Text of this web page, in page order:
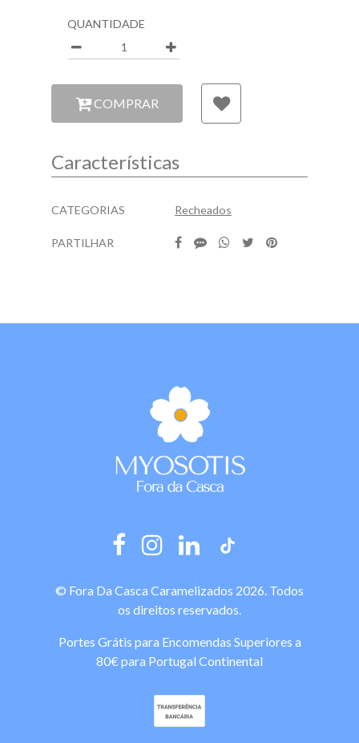
Quantidade
QUANTIDADE
COMPRAR
Características
Características
CATEGORIAS Recheados
PARTILHAR
© Fora Da Casca Caramelizados 2026. Todos
os direitos reservados.
Portes Grátis para Encomendas Superiores a
80€ para Portugal Continental